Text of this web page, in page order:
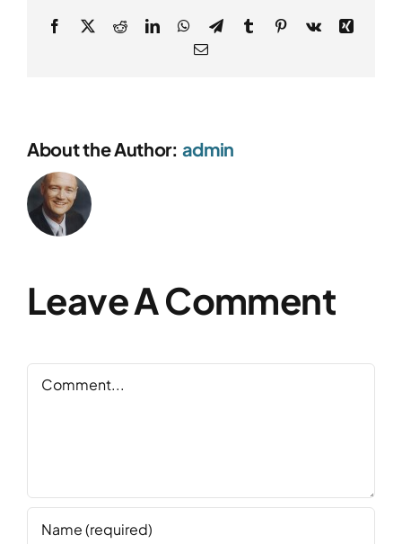
Facebook
X RedditLinkedInWhatsApp
TelegramTumblr Pinterest
Vk
Xing
Email
About the Author: admin
Leave A Comment